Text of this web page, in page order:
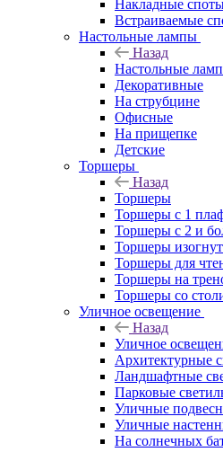
Накладные
Встраиваемые
Настольные лампы
Назад
Настольные
Декоративные
На струбцине
Офисные
На прищепке
Детские
Торшеры
Назад
Торшеры
Торшеры с 1
Торшеры с 2 и
Торшеры
Торшеры для
Торшеры на
Торшеры со
Уличное освещение
Назад
Уличное
Архитектурные
Ландшафтные
Парковые
Уличные
Уличные
На солнечных